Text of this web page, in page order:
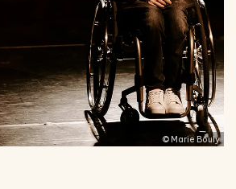
© Marie Bouly